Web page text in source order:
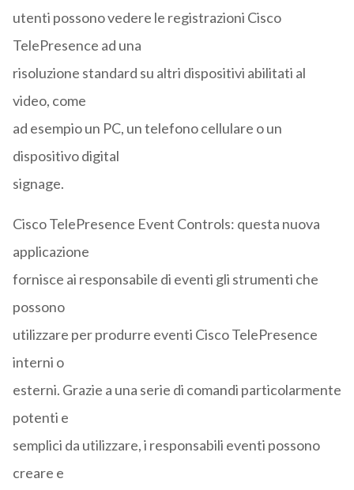
utenti possono vedere le registrazioni Cisco
TelePresence ad una
risoluzione standard su altri dispositivi abilitati al
video, come
ad esempio un PC, un telefono cellulare o un
dispositivo digital
signage.
Cisco TelePresence Event Controls: questa nuova
applicazione
fornisce ai responsabile di eventi gli strumenti che
possono
utilizzare per produrre eventi Cisco TelePresence
interni o
esterni. Grazie a una serie di comandi particolarmente
potenti e
semplici da utilizzare, i responsabili eventi possono
creare e